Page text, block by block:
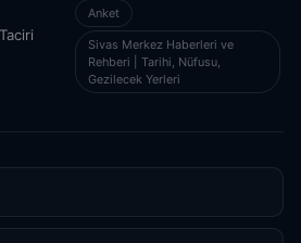
Anket
Sivas Merkez Haberleri ve
Rehberi | Tarihi, Nüfusu,
Gezilecek Yerleri